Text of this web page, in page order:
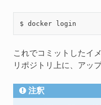
これでコミットしたイ
リポジトリ上に、アッ
注釈